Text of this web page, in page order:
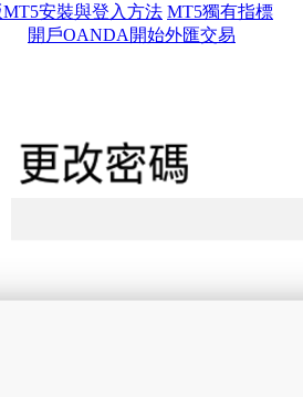
MT5安裝與登入方法 MT5獨有指標
開戶OANDA開始外匯交易